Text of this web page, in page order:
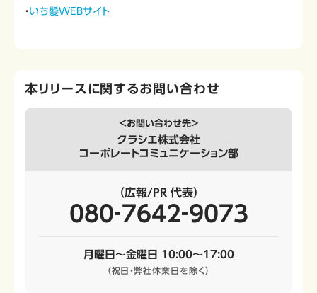
・いち髪WEBサイト
本リリースに関するお問い合わせ
＜お問い合わせ先＞
クラシエ株式会社
コーポレートコミュニケーション部
（広報/PR 代表）
080‐7642‐9073
月曜日～金曜日 10:00～17:00
（祝日・弊社休業日を除く）